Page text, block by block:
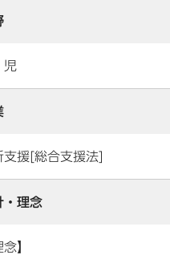
児
支援[総合支援法]
・理念
】